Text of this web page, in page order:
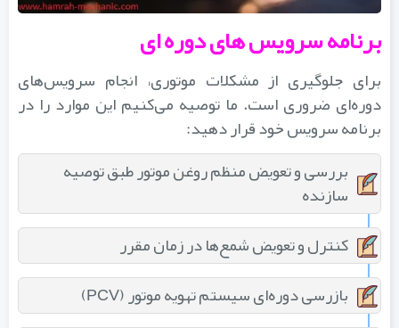
برنامه سرویس‌ های دوره‌ ای
برای جلوگیری از مشکلات موتوری، انجام سرویس‌های
دوره‌ای ضروری است. ما توصیه می‌کنیم این موارد را در
برنامه سرویس خود قرار دهید:
بررسی و تعویض منظم روغن موتور طبق توصیه
سازنده
کنترل و تعویض شمع‌ها در زمان مقرر
بازرسی دوره‌ای سیستم تهویه موتور (PCV)